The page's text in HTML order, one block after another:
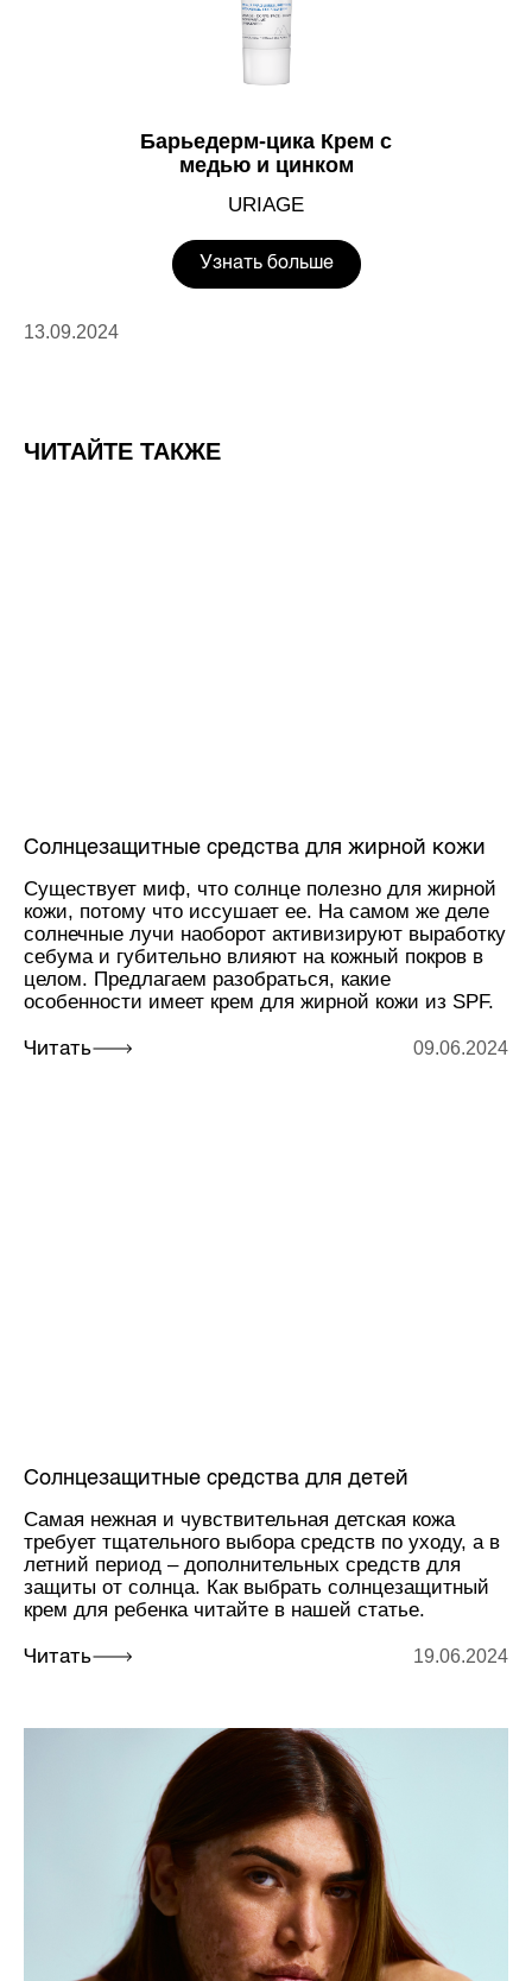
Барьедерм-цика Крем с
медью и цинком
URIAGE
Узнать больше
13.09.2024
ЧИТАЙТЕ ТАКЖЕ
Солнцезащитные средства для жирной кожи
Существует миф, что солнце полезно для жирной
кожи, потому что иссушает ее. На самом же деле
солнечные лучи наоборот активизируют выработку
себума и губительно влияют на кожный покров в
целом. Предлагаем разобраться, какие
особенности имеет крем для жирной кожи из SPF.
Читать 09.06.2024
Солнцезащитные средства для детей
Самая нежная и чувствительная детская кожа
требует тщательного выбора средств по уходу, а в
летний период – дополнительных средств для
защиты от солнца. Как выбрать солнцезащитный
крем для ребенка читайте в нашей статье.
Читать 19.06.2024